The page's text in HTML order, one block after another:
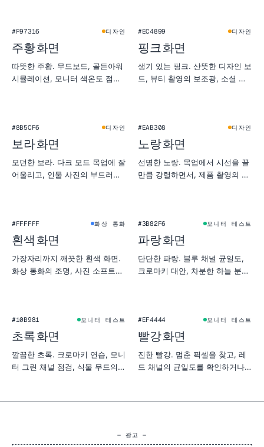
#F97316 디자인
주황 화면
따뜻한 주황. 무드보드, 골든아워
시뮬레이션, 모니터 색온도 점검
#EC4899 디자인
핑크 화면
생기 있는 핑크. 산뜻한 디자인 보
드, 뷰티 촬영의 보조광, 소셜 미
#8B5CF6 디자인
보라 화면
모던한 보라. 다크 모드 목업에 잘
어울리고, 인물 사진의 부드러운
#EAB308 디자인
노랑 화면
선명한 노랑. 목업에서 시선을 끌
만큼 강렬하면서, 제품 촬영의 자
★
#FFFFFF 화상 통화
흰색 화면
가장자리까지 깨끗한 흰색 화면.
화상 통화의 조명, 사진 소프트박
#3B82F6 모니터 테스트
파랑 화면
단단한 파랑. 블루 채널 균일도,
크로마키 대안, 차분한 하늘 분위
#10B981 모니터 테스트
초록 화면
깔끔한 초록. 크로마키 연습, 모니
터 그린 채널 점검, 식물 무드의
#EF4444 모니터 테스트
빨강 화면
진한 빨강. 멈춘 픽셀을 찾고, 레
드 채널의 균일도를 확인하거나,
— 광고 —